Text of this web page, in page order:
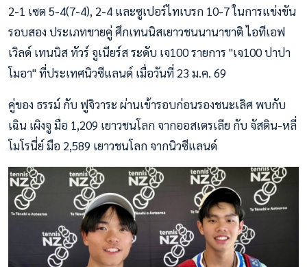
2-1 เซต 5-4(7-4), 2-4 และซูเปอร์ไทเบรก 10-7 ในการแข่งขัน
รอบสอง ประเภทชายคู่ ศึกเทนนิสเยาวชนนานาชาติ ไอทีเอฟ
เวิลด์ เทนนิส ทัวร์ จูเนียร์ส ระดับ เจ100 รายการ "เจ100 ปาปา
โมอา" ที่ประเทศนิวซีแลนด์ เมื่อวันที่ 23 ม.ค. 69
คู่ของ ธรรม์ กับ ฟูจิวาระ ผ่านเข้ารอบก่อนรองชนะเลิศ พบกับ
เฉิน เผิงจู มือ 1,209 เยาวชนโลก จากออสเตรเลีย กับ จัสติน-หลี่
โมโรนี่ย์ มือ 2,589 เยาวชนโลก จากนิวซีแลนด์